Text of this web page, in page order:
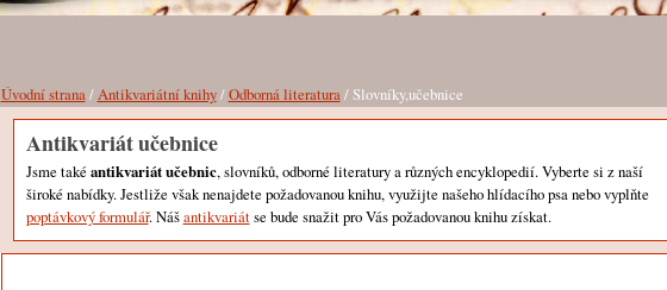
Úvodní strana/Antikvariátní knihy/Odborná literatura/ Slovníky,učebnice
Antikvariát učebnice
Jsme také antikvariát učebnic, slovníků, odborné literatury a různých encyklopedií. Vyberte si z naší
široké nabídky. Jestliže však nenajdete požadovanou knihu, využijte našeho hlídacího psa nebo vyplňte
poptávkový formulář. Nášantikvariátse bude snažit pro Vás požadovanou knihu získat.